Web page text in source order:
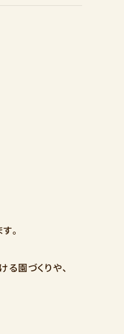
。
園づくりや、